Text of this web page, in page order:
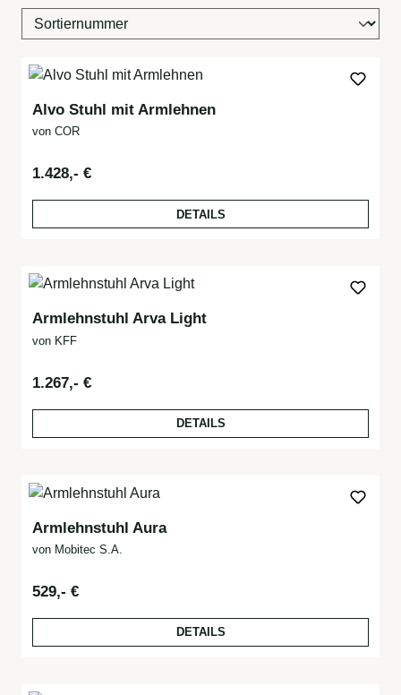
Alvo Stuhl mit Armlehnen
von COR
Regulärer Preis:
1.428,- €
DETAILS
Armlehnstuhl Arva Light
von KFF
Regulärer Preis:
1.267,- €
DETAILS
Armlehnstuhl Aura
von Mobitec S.A.
Regulärer Preis:
529,- €
DETAILS